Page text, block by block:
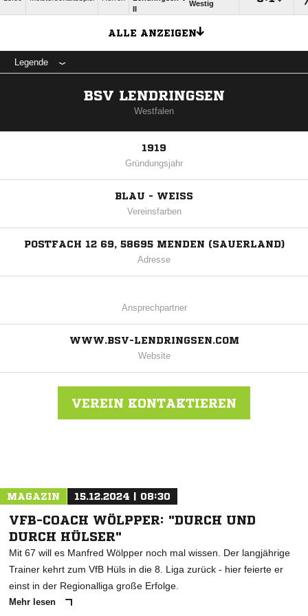
Westig
ALLE ANZEIGEN
Legende
BSV LENDRINGSEN
Westfalen
1919
Gründungsjahr
BLAU - WEISS
Vereinsfarben
POSTFACH 12 69, 58695 MENDEN (SAUERLAND)
Adresse
Ansprechpartner
WWW.BSV-LENDRINGSEN.COM
Website
VEREIN KONTAKTIEREN
MAGAZIN 15.12.2024 | 08:30
VFB-COACH WÖLPPER: "DURCH UND
DURCH HÜLSER"
Mit 67 will es Manfred Wölpper noch mal wissen. Der langjährige
Trainer kehrt zum VfB Hüls in die 8. Liga zurück - hier feierte er
einst in der Regionalliga große Erfolge.
Mehr lesen